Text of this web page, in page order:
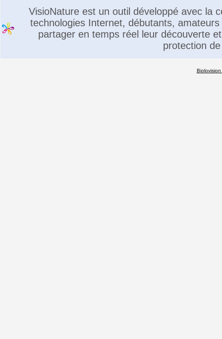
VisioNature est un outil développé avec la
technologies Internet, débutants,
partager en temps réel leur découverte
protection
Biolovision